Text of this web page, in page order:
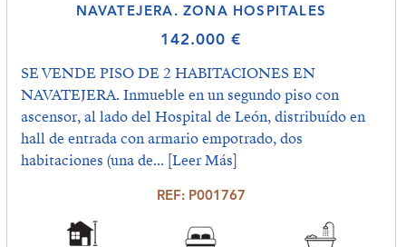
NAVATEJERA. ZONA HOSPITALES
142.000 €
SE VENDE PISO DE 2 HABITACIONES EN
NAVATEJERA. Inmueble en un segundo piso con
ascensor, al lado del Hospital de León, distribuído en
hall de entrada con armario empotrado, dos
habitaciones (una de... [Leer Más]
REF: P001767